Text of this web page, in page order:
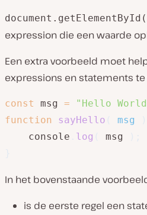
expression die een waarde
Een extra voorbeeld moet
expressions en statements
const msg = "Hello
function
sayHello msg
	console
log msg
In het bovenstaande
is de eerste regel een